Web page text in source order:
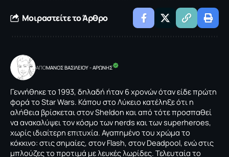
Μοιραστείτε το Άρθρο
ΑΠΟΜΑΝΟΣ ΒΑΣΙΛΕΙΟΥ - ΑΡΩΝΗΣ
Γεννήθηκε το 1993, δηλαδή ήταν 6 χρονών όταν είδε πρώτη
φορά το Star Wars. Κάπου στο Λύκειο κατέληξε ότι η
αλήθεια βρίσκεται στον Sheldon και από τότε προσπαθεί
να ανακαλύψει τον κόσμο των nerds και των superheroes,
χωρίς ιδιαίτερη επιτυχία. Αγαπημένο του χρώμα το
κόκκινο: στις σημαίες, στον Flash, στον Deadpool, ενώ στις
μπλούζες το προτιμά με λευκές λωρίδες. Τελευταία το